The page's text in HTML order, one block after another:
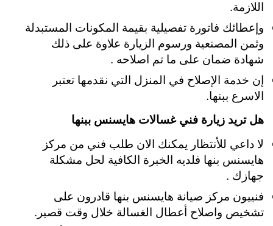
اللازمة.
وإعطائك فاتورة تفصيلية بقيمة المكونات المستبدلة
وثمن المصنعية ورسوم الزيارة علاوة على ذلك
شهادة ضمان على ما تم اصلاحه .
إن خدمة الإصلاح في المنزل التي نقدمها تعتبر
الاسرع ببنها.
هل تريد زيارة فني غسالات هايسنس ببنها
لا داعي للأنتظار يمكنك الان طلب فني من مركز
هايسنس بنها فلديه الخبرة الكافية لحل مشكلة
جهازك .
فنييون مركز صيانة هايسنس بنها قادرون على
تشخيص واصلاح أعطال الغسالة خلال وقت قصير.